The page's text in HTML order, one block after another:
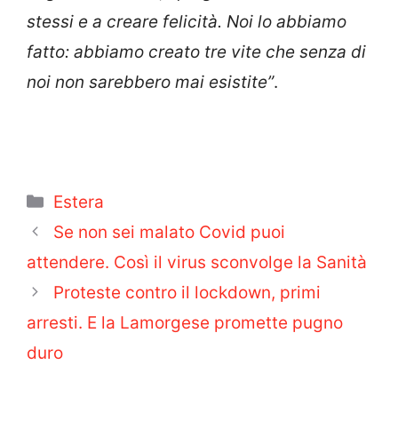
stessi e a creare felicità. Noi lo abbiamo
fatto: abbiamo creato tre vite che senza di
noi non sarebbero mai esistite”.
Categorie
Estera
Se non sei malato Covid puoi
attendere. Così il virus sconvolge la Sanità
Proteste contro il lockdown, primi
arresti. E la Lamorgese promette pugno
duro